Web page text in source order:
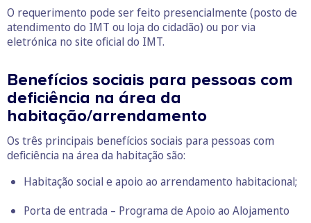
O requerimento pode ser feito presencialmente (posto de
atendimento do IMT ou loja do cidadão) ou por via
eletrónica no site oficial do IMT.
Benefícios sociais para pessoas com
deficiência na área da
habitação/arrendamento
Os três principais benefícios sociais para pessoas com
deficiência na área da habitação são:
Habitação social e apoio ao arrendamento habitacional;
Porta de entrada – Programa de Apoio ao Alojamento